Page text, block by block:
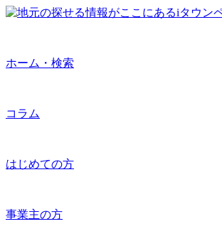
ホーム・検索
コラム
はじめての方
事業主の方